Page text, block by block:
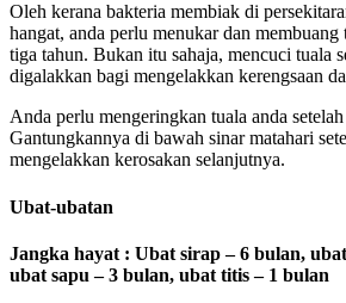
Oleh kerana bakteria membiak di
hangat, anda perlu menukar dan membuang
tiga tahun. Bukan itu sahaja, mencuci tuala
digalakkan bagi mengelakkan kerengsaan
Anda perlu mengeringkan tuala anda
Gantungkannya di bawah sinar matahari
mengelakkan kerosakan selanjutnya.
Ubat-ubatan
Jangka hayat : Ubat sirap – 6 bulan,
ubat sapu – 3 bulan, ubat titis – 1 bulan